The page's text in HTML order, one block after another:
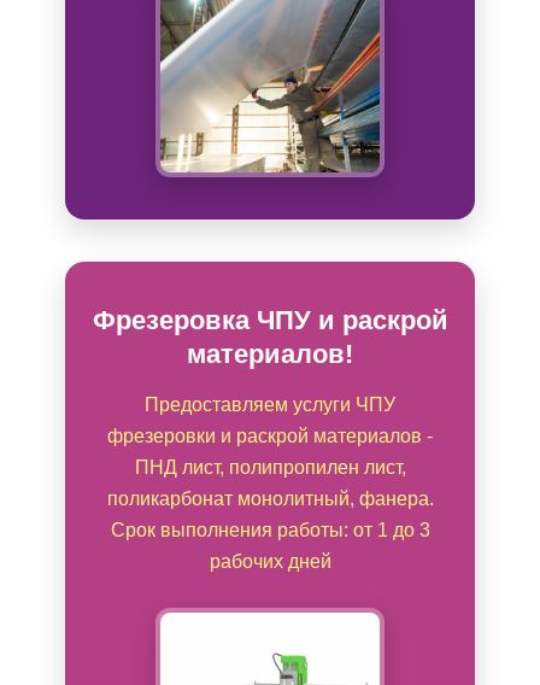
Фрезеровка ЧПУ и раскрой
материалов!
Предоставляем услуги ЧПУ
фрезеровки и раскрой материалов -
ПНД лист, полипропилен лист,
поликарбонат монолитный, фанера.
Срок выполнения работы: от 1 до 3
рабочих дней